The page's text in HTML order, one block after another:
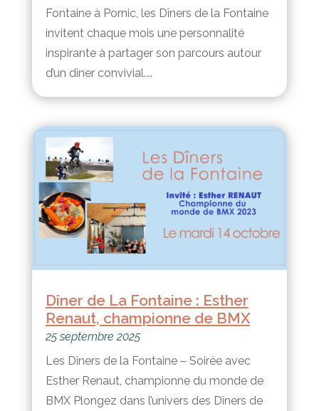
Fontaine à Pornic, les Dîners de la Fontaine
invitent chaque mois une personnalité
inspirante à partager son parcours autour
d’un dîner convivial....
Dîner de La Fontaine : Esther
Renaut, championne de BMX
25 septembre 2025
Les Dîners de la Fontaine – Soirée avec
Esther Renaut, championne du monde de
BMX Plongez dans l’univers des Dîners de